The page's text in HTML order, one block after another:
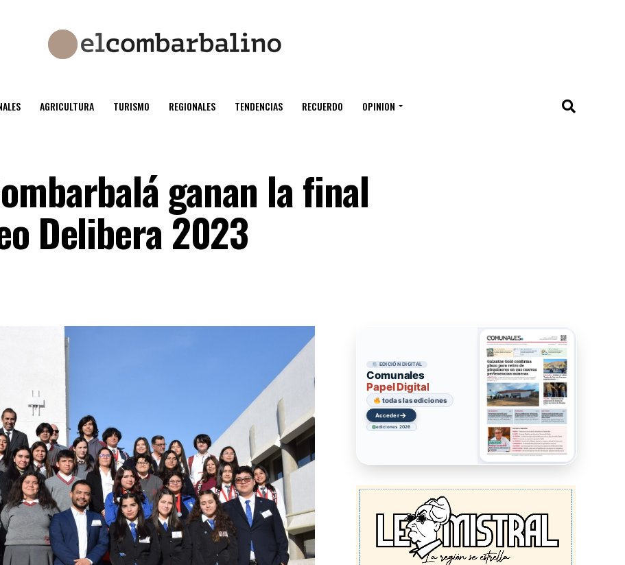
AGRICULTURA TURISMO REGIONALES TENDENCIAS RECUERDO OPINION
ganan la final
Delibera 2023
EDICIÓN DIGITAL
Comunales
Papel Digital
todas las ediciones
Acceder→
ediciones 2026